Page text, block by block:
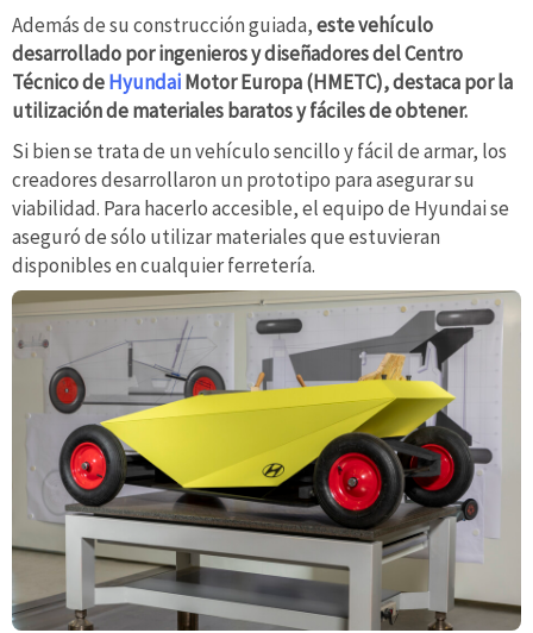
Además de su construcción guiada,este vehículo
desarrollado por ingenieros y diseñadores del Centro
Técnico deHyundaiMotor Europa (HMETC), destaca por la
utilización de materiales baratos y fáciles de obtener.
Si bien se trata de un vehículo sencillo y fácil de armar, los
creadores desarrollaron un prototipo para asegurar su
viabilidad. Para hacerlo accesible, el equipo de Hyundai se
aseguró de sólo utilizar materiales que estuvieran
disponibles en cualquier ferretería.